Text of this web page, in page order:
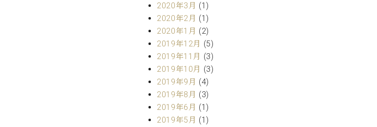
2020年3月 (1)
2020年2月 (1)
2020年1月 (2)
2019年12月 (5)
2019年11月 (3)
2019年10月 (3)
2019年9月 (4)
2019年8月 (3)
2019年6月 (1)
2019年5月 (1)